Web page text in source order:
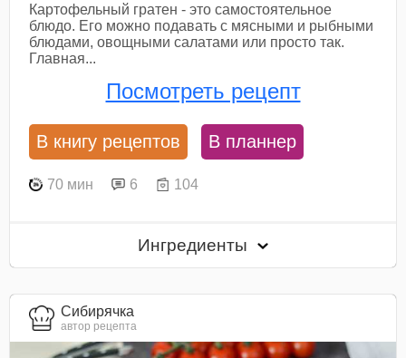
Картофельный гратен - это самостоятельное
блюдо. Его можно подавать с мясными и рыбными
блюдами, овощными салатами или просто так.
Главная...
Посмотреть рецепт
В книгу рецептов В планнер
70 мин 6 104
Ингредиенты
Сибирячка
автор рецепта